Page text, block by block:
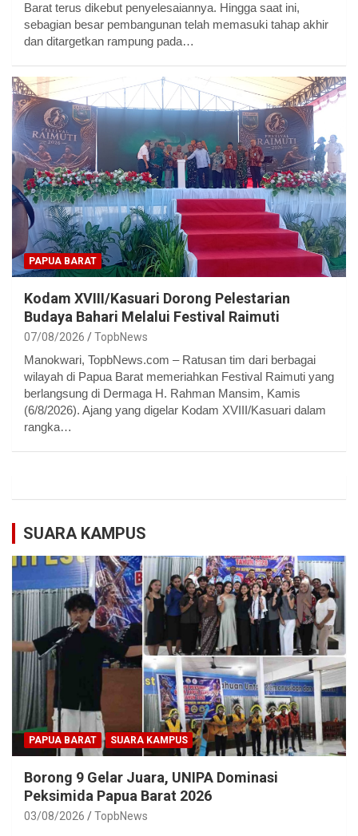
Barat terus dikebut penyelesaiannya. Hingga saat ini,
sebagian besar pembangunan telah memasuki tahap akhir
dan ditargetkan rampung pada…
PAPUA BARAT
Kodam XVIII/Kasuari Dorong Pelestarian
Budaya Bahari Melalui Festival Raimuti
07/08/2026 TopbNews
Manokwari, TopbNews.com – Ratusan tim dari berbagai
wilayah di Papua Barat memeriahkan Festival Raimuti yang
berlangsung di Dermaga H. Rahman Mansim, Kamis
(6/8/2026). Ajang yang digelar Kodam XVIII/Kasuari dalam
rangka…
SUARA KAMPUS
PAPUA BARAT SUARA KAMPUS
Borong 9 Gelar Juara, UNIPA Dominasi
Peksimida Papua Barat 2026
03/08/2026 TopbNews